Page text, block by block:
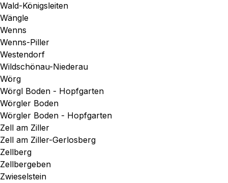
Wald-Königsleiten
Wängle
Wenns
Wenns-Piller
Westendorf
Wildschönau-Niederau
Wörg
Wörgl Boden - Hopfgarten
Wörgler Boden
Wörgler Boden - Hopfgarten
Zell am Ziller
Zell am Ziller-Gerlosberg
Zellberg
Zellbergeben
Zwieselstein